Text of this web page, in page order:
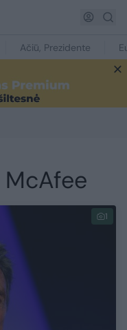
Ačiū, Prezidente
1